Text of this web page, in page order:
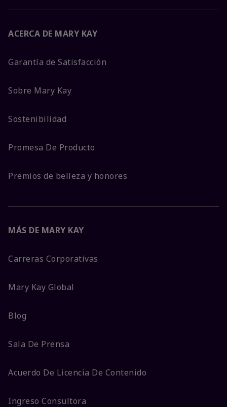
ACERCA DE MARY KAY
Garantía de Satisfacción
Sobre Mary Kay
Sostenibilidad
Promesa De Producto
Premios de belleza y honores
MÁS DE MARY KAY
Carreras Corporativas
Mary Kay Global
Blog
Sala De Prensa
Acuerdo De Licencia De Contenido
Ingreso Consultora